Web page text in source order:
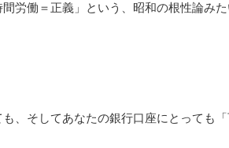
労働＝正義」という、昭和の根性論み
、そしてあなたの銀行口座にとっても